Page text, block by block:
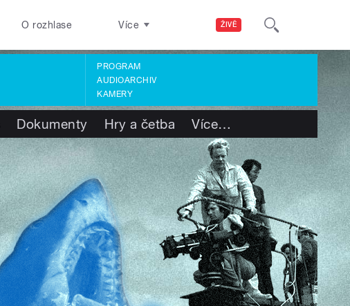
ŽIVĚ
O rozhlase Více
PROGRAM
AUDIOARCHIV
KAMERY
Dokumenty Hry a četba Více…